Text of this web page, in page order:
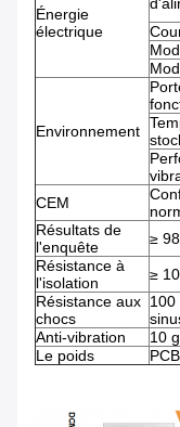
Énergie
électrique
Environnement
CEM
Résultats de
l'enquête
≥
Résistance à
l'isolation
≥
Résistance aux
chocs
100
Anti-vibration
10
Le poids